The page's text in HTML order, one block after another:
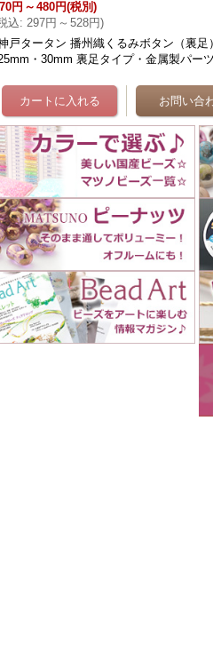
円 ～ 480円(税別)
込: 297円 ～ 528円)
戸タータン 播州織くるみボタン（裏
・30mm 裏足タイプ・金属製パー